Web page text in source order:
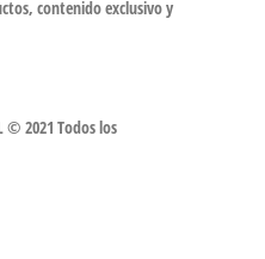
contenido exclusivo y
© 2021 Todos los